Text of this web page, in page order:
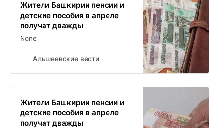
Жители Башкирии пенсии и
детские пособия в апреле
получат дважды
None
Альшеевские вести
Жители Башкирии пенсии и
детские пособия в апреле
получат дважды